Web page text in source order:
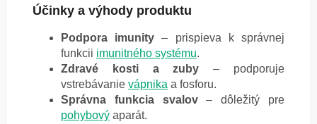
Účinky a výhody produktu
Podpora imunity – prispieva k správnej
funkcii imunitného systému.
Zdravé kosti a zuby – podporuje
vstrebávanie vápnika a fosforu.
Správna funkcia svalov– dôležitý pre
pohybový aparát.